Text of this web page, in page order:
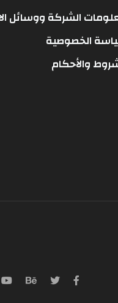
الشركة ووسائل
الخصوصية
والأحكام